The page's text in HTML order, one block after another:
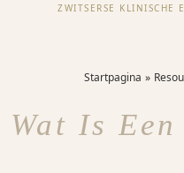
ZWITSERSE KLINISCHE
Startpagina
Wat Is